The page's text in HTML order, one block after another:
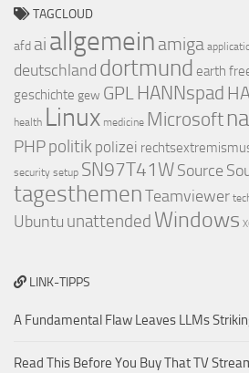
TAGCLOUD
afd ai allgemein amiga
deutschland dortmund earth
geschichte gew GPL HANNspad
health Linux medicine Microsoft
PHPpolitik polizei
security setup SN97T41WSource
tagesthemenTeamviewer
Ubuntu unattended Windows
LINK-TIPPS
A Fundamental Flaw Leaves LLMs
Read This Before You Buy That TV